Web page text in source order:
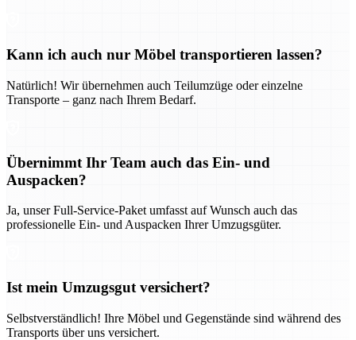
Kann ich auch nur Möbel transportieren lassen?
Natürlich! Wir übernehmen auch Teilumzüge oder einzelne
Transporte – ganz nach Ihrem Bedarf.
Übernimmt Ihr Team auch das Ein- und
Auspacken?
Ja, unser Full-Service-Paket umfasst auf Wunsch auch das
professionelle Ein- und Auspacken Ihrer Umzugsgüter.
Ist mein Umzugsgut versichert?
Selbstverständlich! Ihre Möbel und Gegenstände sind während des
Transports über uns versichert.